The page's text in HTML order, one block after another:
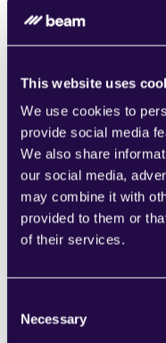
This website uses
We use cookies to
provide social media
We also share
our social media,
may combine it with
provided to them or
of their services.
Selection
Necessary
اجمع الأقسام من مجموعة من الفئات لتجميع
الصفحات بسهولة التي تلبي احتياجات عملك